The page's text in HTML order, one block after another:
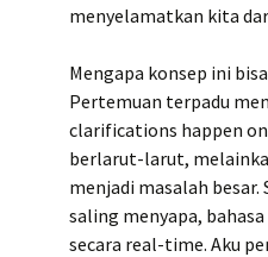
menyelamatkan kita
Mengapa konsep ini
Pertemuan terpadu
clarifications happen
berlarut-larut,
menjadi masalah
saling menyapa,
secara real-time. Aku